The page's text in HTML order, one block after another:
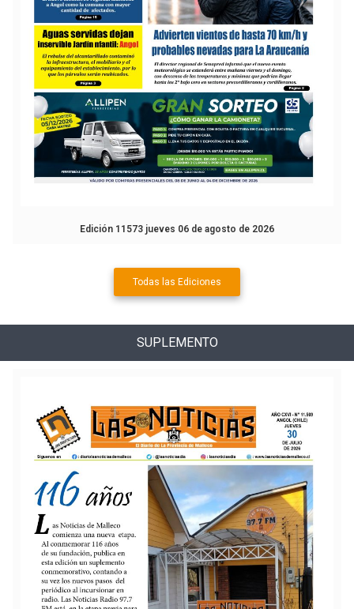
Edición 11573 jueves 06 de agosto de 2026
Todas las Ediciones
SUPLEMENTO